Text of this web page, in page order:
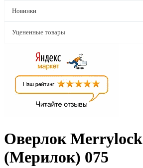
Новинки
Уцененные товары
Оверлок Merrylock
(Мерилок) 075